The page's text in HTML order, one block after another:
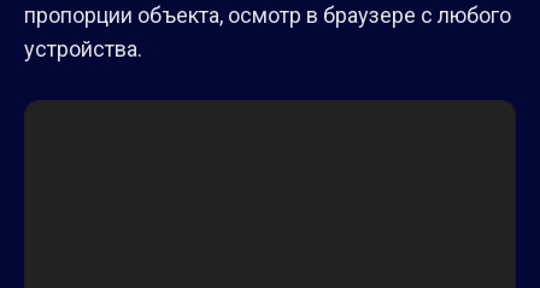
пропорции объекта, осмотр в браузере с любого
устройства.